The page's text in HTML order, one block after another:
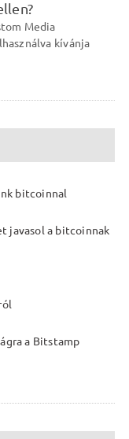
Media
kívánja
bitcoinnal
javasol a bitcoinnak
a Bitstamp